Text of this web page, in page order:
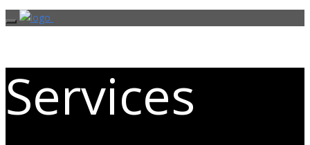
Services